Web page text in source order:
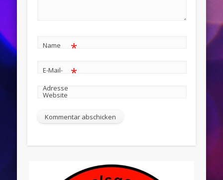
Name *
E-Mail-
Adresse
*
Website